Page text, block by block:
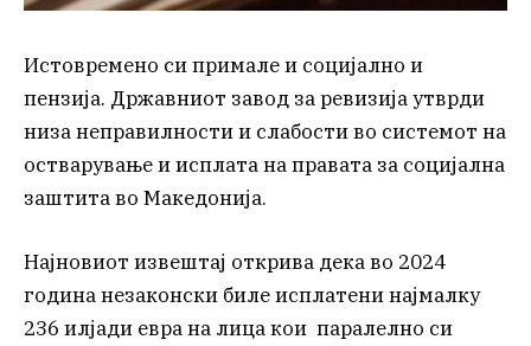
Истовремено си примале и социјално и
пензија. Државниот завод за ревизија утврди
низа неправилности и слабости во системот на
остварување и исплата на правата за социјална
заштита во Македонија.
Најновиот извештај открива дека во 2024
година незаконски биле исплатени најмалку
236 илјади евра на лица кои паралелно си